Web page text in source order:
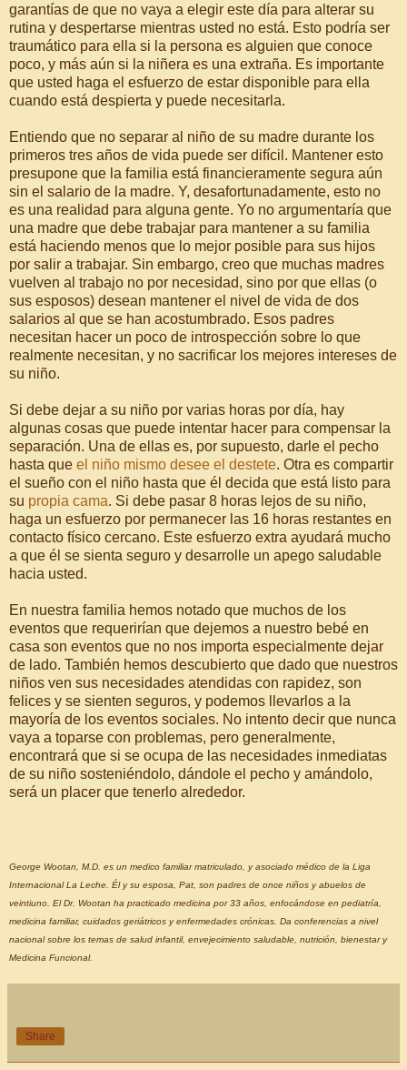
garantías de que no vaya a elegir este día para alterar su
rutina y despertarse mientras usted no está. Esto podría ser
traumático para ella si la persona es alguien que conoce
poco, y más aún si la niñera es una extraña. Es importante
que usted haga el esfuerzo de estar disponible para ella
cuando está despierta y puede necesitarla.
Entiendo que no separar al niño de su madre durante los
primeros tres años de vida puede ser difícil. Mantener esto
presupone que la familia está financieramente segura aún
sin el salario de la madre. Y, desafortunadamente, esto no
es una realidad para alguna gente. Yo no argumentaría que
una madre que debe trabajar para mantener a su familia
está haciendo menos que lo mejor posible para sus hijos
por salir a trabajar. Sin embargo, creo que muchas madres
vuelven al trabajo no por necesidad, sino por que ellas (o
sus esposos) desean mantener el nivel de vida de dos
salarios al que se han acostumbrado. Esos padres
necesitan hacer un poco de introspección sobre lo que
realmente necesitan, y no sacrificar los mejores intereses de
su niño.
Si debe dejar a su niño por varias horas por día, hay
algunas cosas que puede intentar hacer para compensar la
separación. Una de ellas es, por supuesto, darle el pecho
hasta que el niño mismo desee el destete. Otra es compartir
el sueño con el niño hasta que él decida que está listo para
su propia cama. Si debe pasar 8 horas lejos de su niño,
haga un esfuerzo por permanecer las 16 horas restantes en
contacto físico cercano. Este esfuerzo extra ayudará mucho
a que él se sienta seguro y desarrolle un apego saludable
hacia usted.
En nuestra familia hemos notado que muchos de los
eventos que requerirían que dejemos a nuestro bebé en
casa son eventos que no nos importa especialmente dejar
de lado. También hemos descubierto que dado que nuestros
niños ven sus necesidades atendidas con rapidez, son
felices y se sienten seguros, y podemos llevarlos a la
mayoría de los eventos sociales. No intento decir que nunca
vaya a toparse con problemas, pero generalmente,
encontrará que si se ocupa de las necesidades inmediatas
de su niño sosteniéndolo, dándole el pecho y amándolo,
será un placer que tenerlo alrededor.
George Wootan, M.D. es un medico familiar matriculado, y asociado médico de la Liga
Internacional La Leche. Él y su esposa, Pat, son padres de once niños y abuelos de
veintiuno. El Dr. Wootan ha practicado medicina por 33 años, enfocándose en pediatría,
medicina familiar, cuidados geriátricos y enfermedades crónicas. Da conferencias a nivel
nacional sobre los temas de salud infantil, envejecimiento saludable, nutrición, bienestar y
Medicina Funcional.
Share